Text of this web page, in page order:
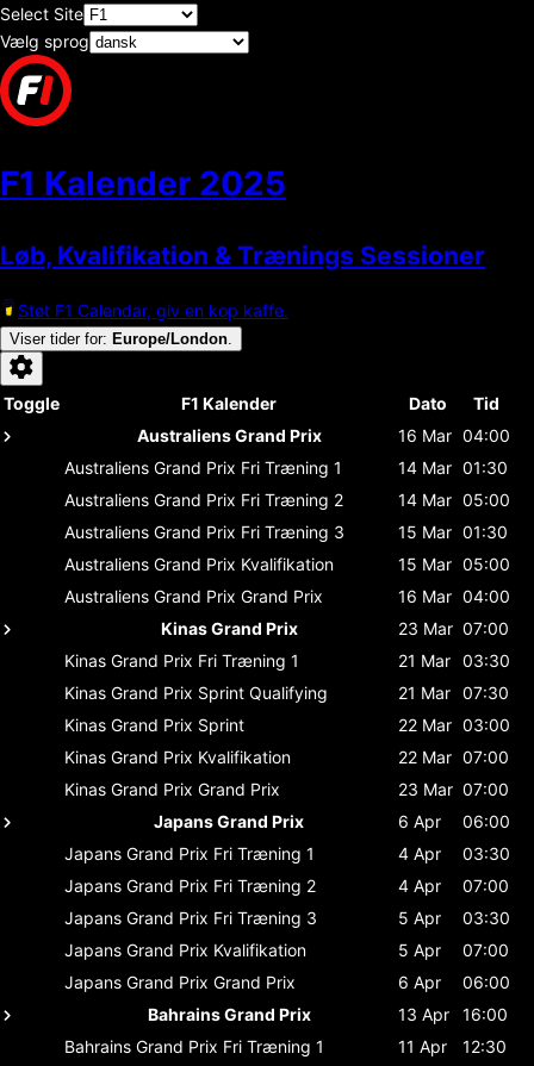
Select Site
Vælg sprog
F1 Kalender 2025
Løb, Kvalifikation & Trænings Sessioner
Støt F1 Calendar, giv en kop kaffe.
Viser tider for: Europe/London
Toggle F1 Kalender Dato
Tid
Australiens Grand Prix
16 Mar 04:00
Australiens Grand Prix Fri Træning 1 14 Mar 01:30
Australiens Grand Prix Fri Træning 2 14 Mar 05:00
Australiens Grand Prix Fri Træning 3 15 Mar 01:30
Australiens Grand Prix Kvalifikation 15 Mar 05:00
Australiens Grand Prix Grand Prix 16 Mar 04:00
Kinas Grand Prix
23 Mar 07:00
Kinas Grand Prix Fri Træning 1 21 Mar 03:30
Kinas Grand Prix Sprint Qualifying 21 Mar 07:30
Kinas Grand Prix Sprint 22 Mar 03:00
Kinas Grand Prix Kvalifikation 22 Mar 07:00
Kinas Grand Prix Grand Prix 23 Mar 07:00
Japans Grand Prix
6 Apr
06:00
Japans Grand Prix Fri Træning 1 4 Apr
03:30
Japans Grand Prix Fri Træning 2 4 Apr
07:00
Japans Grand Prix Fri Træning 3 5 Apr
03:30
Japans Grand Prix Kvalifikation 5 Apr
07:00
Japans Grand Prix Grand Prix 6 Apr
06:00
Bahrains Grand Prix
13 Apr
16:00
Bahrains Grand Prix Fri Træning 1 11 Apr
12:30